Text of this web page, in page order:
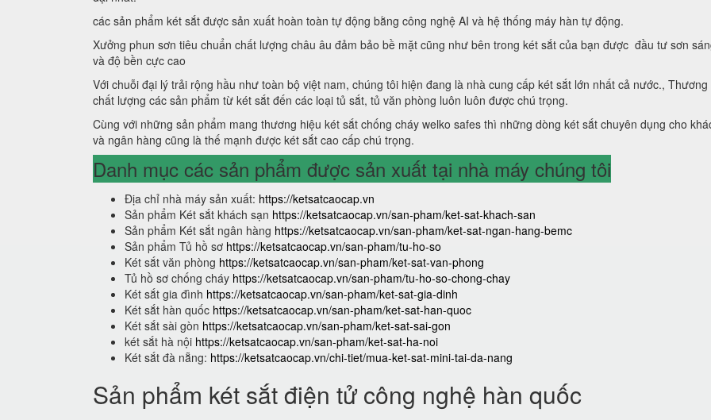
các sản phẩm két sắt được sản xuất hoàn toàn tự động bằng công nghệ AI và hệ thống máy hàn tự động.
Xưởng phun sơn tiêu chuẩn chất lượng châu âu đảm bảo bề mặt cũng như bên trong két sắt của bạn được đầu tư sơn
và độ bền cực cao
Với chuỗi đại lý trải rộng hầu như toàn bộ việt nam, chúng tôi hiện đang là nhà cung cấp két sắt lớn nhất cả nước., Thương
chất lượng các sản phẩm từ két sắt đến các loại tủ sắt, tủ văn phòng luôn luôn được chú trọng.
Cùng với những sản phẩm mang thương hiệu két sắt chống cháy welko safes thì những dòng két sắt chuyên dụng cho
và ngân hàng cũng là thế mạnh được két sắt cao cấp chú trọng.
Danh mục các sản phẩm được sản xuất tại nhà máy chúng tôi
Địa chỉ nhà máy sản xuất: https://ketsatcaocap.vn
Sản phẩm Két sắt khách sạn https://ketsatcaocap.vn/san-pham/ket-sat-khach-san
Sản phẩm Két sắt ngân hàng https://ketsatcaocap.vn/san-pham/ket-sat-ngan-hang-bemc
Sản phẩm Tủ hồ sơ https://ketsatcaocap.vn/san-pham/tu-ho-so
Két sắt văn phòng https://ketsatcaocap.vn/san-pham/ket-sat-van-phong
Tủ hồ sơ chống cháy https://ketsatcaocap.vn/san-pham/tu-ho-so-chong-chay
Két sắt gia đình https://ketsatcaocap.vn/san-pham/ket-sat-gia-dinh
Két sắt hàn quốc https://ketsatcaocap.vn/san-pham/ket-sat-han-quoc
Két sắt sài gòn https://ketsatcaocap.vn/san-pham/ket-sat-sai-gon
két sắt hà nội https://ketsatcaocap.vn/san-pham/ket-sat-ha-noi
Két sắt đà nẵng: https://ketsatcaocap.vn/chi-tiet/mua-ket-sat-mini-tai-da-nang
Sản phẩm két sắt điện tử công nghệ hàn quốc